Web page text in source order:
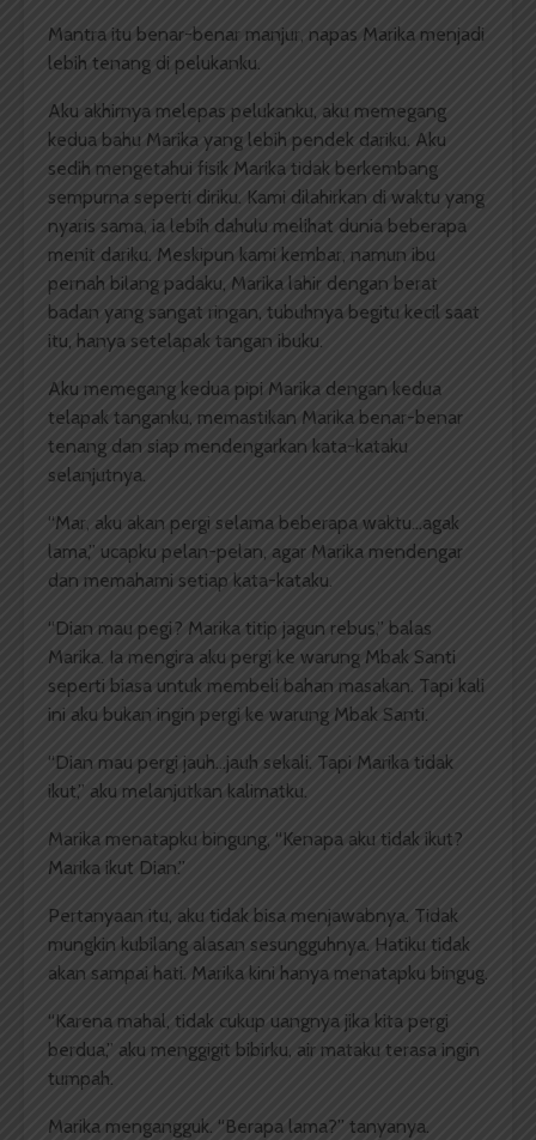
Mantra itu benar-benar manjur, napas Marika menjadi
lebih tenang di pelukanku.
Aku akhirnya melepas pelukanku, aku memegang
kedua bahu Marika yang lebih pendek dariku. Aku
sedih mengetahui fisik Marika tidak berkembang
sempurna seperti diriku. Kami dilahirkan di waktu yang
nyaris sama, ia lebih dahulu melihat dunia beberapa
menit dariku. Meskipun kami kembar, namun ibu
pernah bilang padaku, Marika lahir dengan berat
badan yang sangat ringan, tubuhnya begitu kecil saat
itu, hanya setelapak tangan ibuku.
Aku memegang kedua pipi Marika dengan kedua
telapak tanganku, memastikan Marika benar-benar
tenang dan siap mendengarkan kata-kataku
selanjutnya.
“Mar, aku akan pergi selama beberapa waktu…agak
lama,” ucapku pelan-pelan, agar Marika mendengar
dan memahami setiap kata-kataku.
“Dian mau pegi? Marika titip jagun rebus,” balas
Marika. Ia mengira aku pergi ke warung Mbak Santi
seperti biasa untuk membeli bahan masakan. Tapi kali
ini aku bukan ingin pergi ke warung Mbak Santi.
“Dian mau pergi jauh…jauh sekali. Tapi Marika tidak
ikut,” aku melanjutkan kalimatku.
Marika menatapku bingung, “Kenapa aku tidak ikut?
Marika ikut Dian.”
Pertanyaan itu, aku tidak bisa menjawabnya. Tidak
mungkin kubilang alasan sesungguhnya. Hatiku tidak
akan sampai hati. Marika kini hanya menatapku bingug.
“Karena mahal, tidak cukup uangnya jika kita pergi
berdua,” aku menggigit bibirku, air mataku terasa ingin
tumpah.
Marika mengangguk. “Berapa lama?” tanyanya.